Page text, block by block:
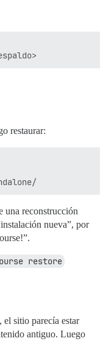
restaurar:
una reconstrucción
nueva”, por
restore
el sitio parecía estar
antiguo. Luego